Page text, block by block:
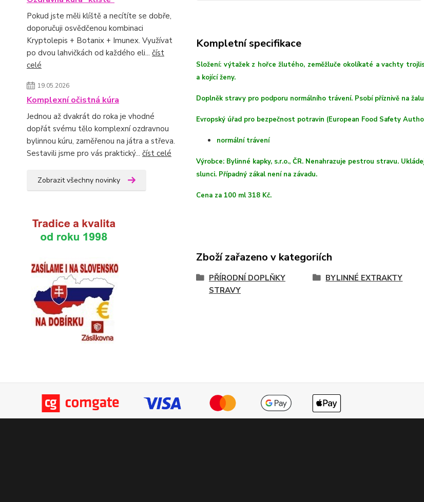
Pokud jste měli klíště a necítíte se dobře,
doporučuji osvědčenou kombinaci
Kryptolepis + Botanix + Imunex. Využívat
po dvou lahvičkách od každého eli... číst
celé
19.05.2026
Komplexní očistná kúra
Jednou až dvakrát do roka je vhodné
dopřát svému tělo komplexní ozdravnou
bylinnou kúru, zaměřenou na játra a střeva.
Sestavili jsme pro vás praktický... číst celé
Zobrazit všechny novinky
Kompletní specifikace
Složení: výtažek z hořce žlutého, zeměžluče okolíkaté a vachty
a kojící ženy.
Doplněk stravy pro podporu normálního trávení. Psobí příznivě na
Evropský úřad pro bezpečnost potravin (European Food Safety
normální trávení
Výrobce: Bylinné kapky, s.r.o., ČR. Nenahrazuje pestrou stravu.
slunci. Případný zákal není na závadu.
Cena za 100 ml 318 Kč.
Zboží zařazeno v kategoriích
PŘÍRODNÍ DOPLŇKY
STRAVY
BYLINNÉ EXTRAKTY